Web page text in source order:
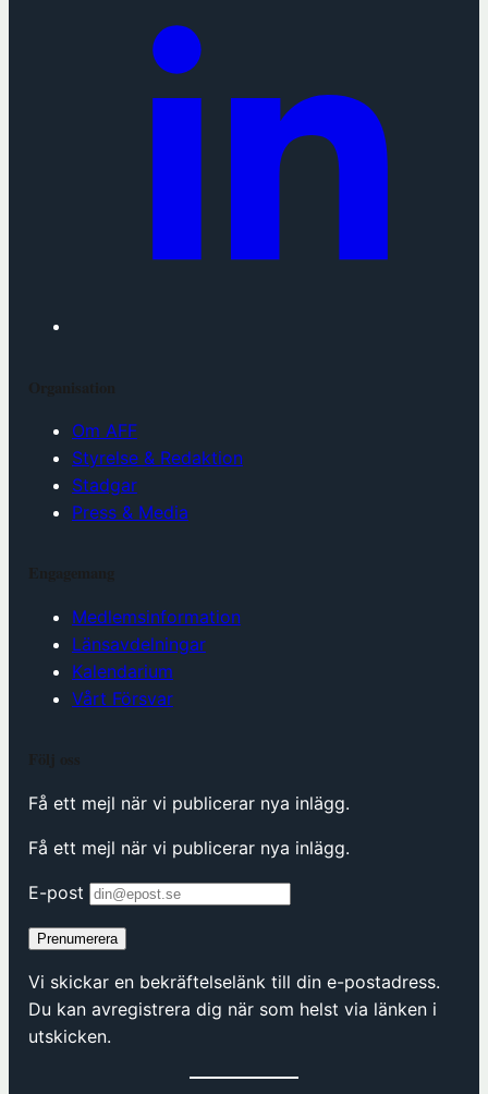
Om AFF
Styrelse & Redaktion
Stadgar
Press & Media
Medlemsinformation
Länsavdelningar
Kalendarium
Vårt Försvar
Få ett mejl när vi publicerar nya inlägg.
Få ett mejl när vi publicerar nya inlägg.
E-post
Prenumerera
Vi skickar en bekräftelselänk till din e-postadress.
Du kan avregistrera dig när som helst via länken i
utskicken.